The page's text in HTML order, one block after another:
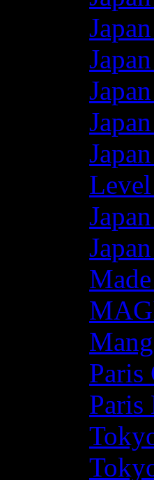
Paris